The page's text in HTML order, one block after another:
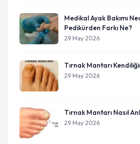
Medikal Ayak Bakımı
Pedikürden Farkı Ne?
29 May 2026
Tırnak Mantarı
29 May 2026
Tırnak Mantarı Nasıl
29 May 2026